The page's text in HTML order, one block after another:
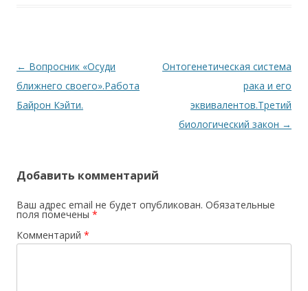
Навигация по записям
← Вопросник «Осуди
ближнего своего».Работа
Байрон Кэйти.
Онтогенетическая система
рака и его
эквивалентов.Третий
биологический закон →
Добавить комментарий
Ваш адрес email не будет опубликован. Обязательные
поля помечены *
Комментарий *